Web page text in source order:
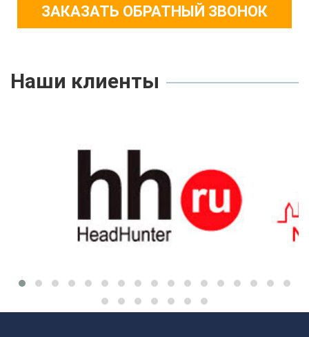
ЗАКАЗАТЬ ОБРАТНЫЙ ЗВОНОК
Наши клиенты